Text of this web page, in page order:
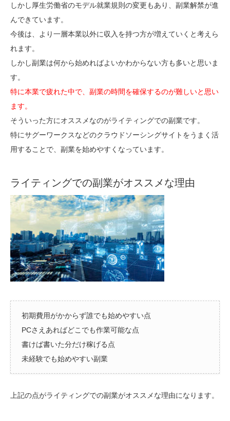
しかし厚生労働省のモデル就業規則の変更もあり、副業解禁が進
んできています。
今後は、より一層本業以外に収入を持つ方が増えていくと考えら
れます。
しかし副業は何から始めればよいかわからない方も多いと思いま
す。
特に本業で疲れた中で、副業の時間を確保するのが難しいと思い
ます。
そういった方にオススメなのがライティングでの副業です。
特にサグーワークスなどのクラウドソーシングサイトをうまく活
用することで、副業を始めやすくなっています。
ライティングでの副業がオススメな理由
初期費用がかからず誰でも始めやすい点
PCさえあればどこでも作業可能な点
書けば書いた分だけ稼げる点
未経験でも始めやすい副業
上記の点がライティングでの副業がオススメな理由になります。